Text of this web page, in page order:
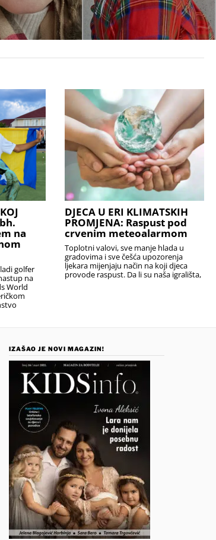
na
golfer
na
World
DJECA U ERI KLIMATSKIH
PROMJENA: Raspust pod
crvenim meteoalarmom
Toplotni valovi, sve manje hlada u
gradovima i sve češća upozorenja
ljekara mijenjaju način na koji djeca
provode raspust. Da li su naša igrališta,
IZAŠAO JE NOVI MAGAZIN!